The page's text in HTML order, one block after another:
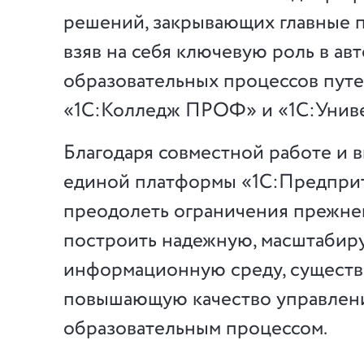
решений, закрывающих главные
взяв на себя ключевую роль в
образовательных процессов
«1С:Колледж ПРОФ» и
Благодаря совместной работе и
единой платформы
преодолеть ограничения
построить надежную,
информационную среду,
повышающую качество
образовательным процессом.